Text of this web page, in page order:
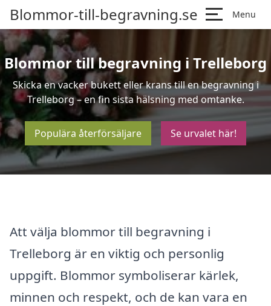
Blommor-till-begravning.se Menu
Blommor till begravning i Trelleborg
Skicka en vacker bukett eller krans till en begravning i
Trelleborg – en fin sista hälsning med omtanke.
Populära återförsäljare Se urvalet här!
Att välja blommor till begravning i
Trelleborg är en viktig och personlig
uppgift. Blommor symboliserar kärlek,
minnen och respekt, och de kan vara en